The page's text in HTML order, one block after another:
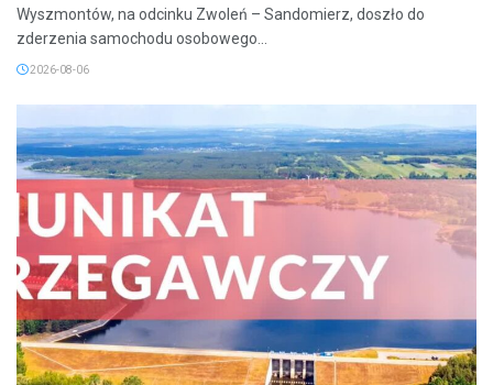
Wyszmontów, na odcinku Zwoleń – Sandomierz, doszło do
zderzenia samochodu osobowego...
2026-08-06